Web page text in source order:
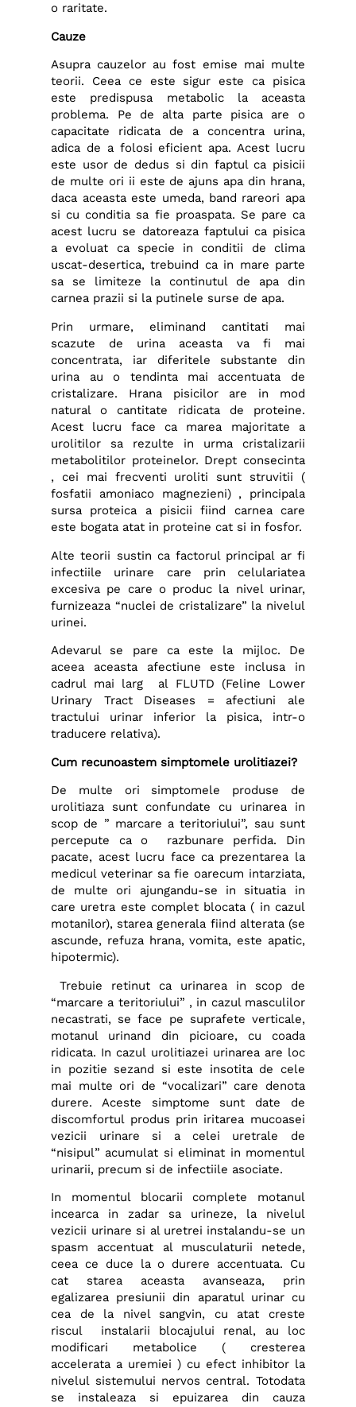
o raritate.
Cauze
Asupra cauzelor au fost emise mai multe
teorii. Ceea ce este sigur este ca pisica
este predispusa metabolic la aceasta
problema. Pe de alta parte pisica are o
capacitate ridicata de a concentra urina,
adica de a folosi eficient apa. Acest lucru
este usor de dedus si din faptul ca pisicii
de multe ori ii este de ajuns apa din hrana,
daca aceasta este umeda, band rareori apa
si cu conditia sa fie proaspata. Se pare ca
acest lucru se datoreaza faptului ca pisica
a evoluat ca specie in conditii de clima
uscat-desertica, trebuind ca in mare parte
sa se limiteze la continutul de apa din
carnea prazii si la putinele surse de apa.
Prin urmare, eliminand cantitati mai
scazute de urina aceasta va fi mai
concentrata, iar diferitele substante din
urina au o tendinta mai accentuata de
cristalizare. Hrana pisicilor are in mod
natural o cantitate ridicata de proteine.
Acest lucru face ca marea majoritate a
urolitilor sa rezulte in urma cristalizarii
metabolitilor proteinelor. Drept consecinta
, cei mai frecventi uroliti sunt struvitii (
fosfatii amoniaco magnezieni) , principala
sursa proteica a pisicii fiind carnea care
este bogata atat in proteine cat si in fosfor.
Alte teorii sustin ca factorul principal ar fi
infectiile urinare care prin celulariatea
excesiva pe care o produc la nivel urinar,
furnizeaza “nuclei de cristalizare” la nivelul
urinei.
Adevarul se pare ca este la mijloc. De
aceea aceasta afectiune este inclusa in
cadrul mai larg al FLUTD (Feline Lower
Urinary Tract Diseases = afectiuni ale
tractului urinar inferior la pisica, intr-o
traducere relativa).
Cum recunoastem simptomele urolitiazei?
De multe ori simptomele produse de
urolitiaza sunt confundate cu urinarea in
scop de ” marcare a teritoriului”, sau sunt
percepute ca o razbunare perfida. Din
pacate, acest lucru face ca prezentarea la
medicul veterinar sa fie oarecum intarziata,
de multe ori ajungandu-se in situatia in
care uretra este complet blocata ( in cazul
motanilor), starea generala fiind alterata (se
ascunde, refuza hrana, vomita, este apatic,
hipotermic).
Trebuie retinut ca urinarea in scop de
“marcare a teritoriului” , in cazul masculilor
necastrati, se face pe suprafete verticale,
motanul urinand din picioare, cu coada
ridicata. In cazul urolitiazei urinarea are loc
in pozitie sezand si este insotita de cele
mai multe ori de “vocalizari” care denota
durere. Aceste simptome sunt date de
discomfortul produs prin iritarea mucoasei
vezicii urinare si a celei uretrale de
“nisipul” acumulat si eliminat in momentul
urinarii, precum si de infectiile asociate.
In momentul blocarii complete motanul
incearca in zadar sa urineze, la nivelul
vezicii urinare si al uretrei instalandu-se un
spasm accentuat al musculaturii netede,
ceea ce duce la o durere accentuata. Cu
cat starea aceasta avanseaza, prin
egalizarea presiunii din aparatul urinar cu
cea de la nivel sangvin, cu atat creste
riscul instalarii blocajului renal, au loc
modificari metabolice ( cresterea
accelerata a uremiei ) cu efect inhibitor la
nivelul sistemului nervos central. Totodata
se instaleaza si epuizarea din cauza